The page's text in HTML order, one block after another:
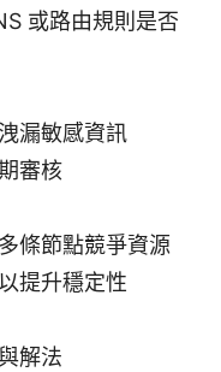
或路由規則是否
漏敏感資訊
審核
條節點競爭資源
提升穩定性
解法